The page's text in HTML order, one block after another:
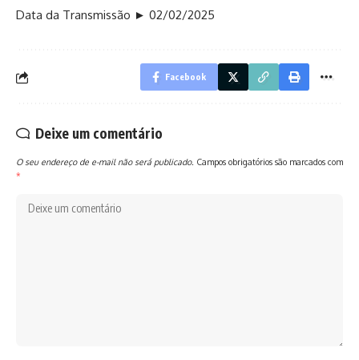
Data da Transmissão ► 02/02/2025
Facebook
Deixe um comentário
O seu endereço de e-mail não será publicado. Campos obrigatórios são marcados com
*